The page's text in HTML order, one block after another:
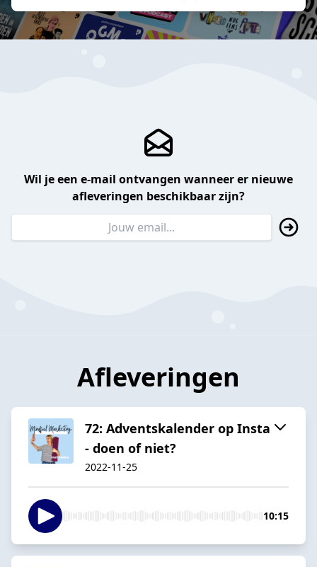
Wil je een e-mail ontvangen wanneer er nieuwe
afleveringen beschikbaar zijn?
Afleveringen
72: Adventskalender op Insta
- doen of niet?
2022-11-25
10:15